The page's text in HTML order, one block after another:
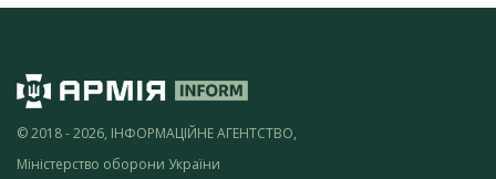
© 2018 - 2026, ІНФОРМАЦІЙНЕ АГЕНТСТВО,
Міністерство оборони України